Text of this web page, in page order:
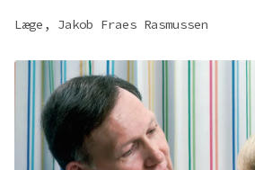
Læge, Jakob Fraes Rasmussen